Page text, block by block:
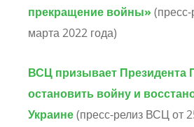
прекращение войны»
марта 2022 года)
ВСЦ призывает Президента
остановить войну и
Украине(пресс-релиз ВСЦ от